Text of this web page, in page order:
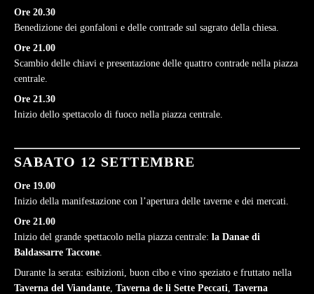
Ore 20.30
Benedizione dei gonfaloni e delle contrade sul sagrato della chiesa.
Ore 21.00
Scambio delle chiavi e presentazione delle quattro contrade nella piazza
centrale.
Ore 21.30
Inizio dello spettacolo di fuoco nella piazza centrale.
SABATO 12 SETTEMBRE
Ore 19.00
Inizio della manifestazione con l’apertura delle taverne e dei mercati.
Ore 21.00
Inizio del grande spettacolo nella piazza centrale: la Danae di
Baldassarre Taccone.
Durante la serata: esibizioni, buon cibo e vino speziato e fruttato nella
Taverna del Viandante, Taverna de li Sette Peccati, Taverna